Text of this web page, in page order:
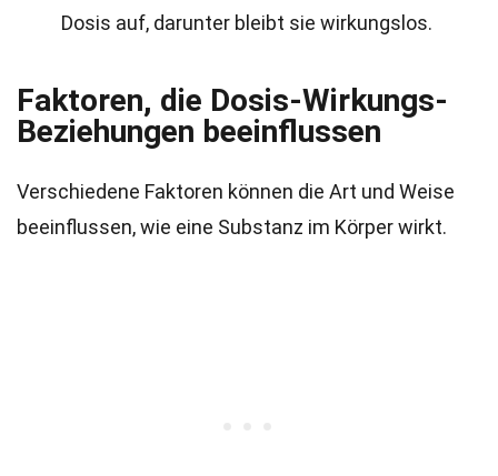
Dosis auf, darunter bleibt sie wirkungslos.
Faktoren, die Dosis-Wirkungs-
Beziehungen beeinflussen
Verschiedene Faktoren können die Art und Weise
beeinflussen, wie eine Substanz im Körper wirkt.